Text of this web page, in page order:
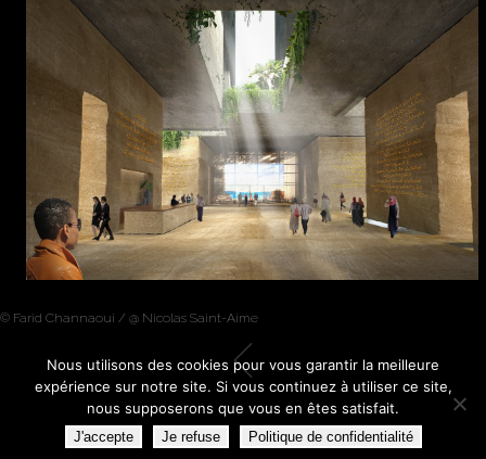
© Farid Channaoui / @ Nicolas Saint-Aime
Nous utilisons des cookies pour vous garantir la meilleure
expérience sur notre site. Si vous continuez à utiliser ce site,
nous supposerons que vous en êtes satisfait.
J'accepte Je refuse Politique de confidentialité